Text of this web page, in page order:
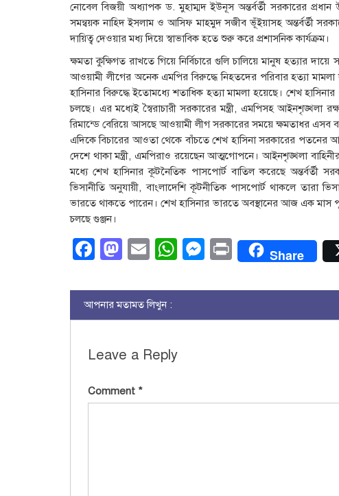
নোবেল বিজয়ী অধ্যাপক ড. মুহাম্মদ ইউনূস অন্তর্বর্তী সরকারের
সমন্বয়ক নাহিদ ইসলাম ও আসিফ মাহমুদ সজীব ভূঁইয়াসহ অন্তর্বর্তী
দায়িত্ব দেওয়ার মধ্য দিয়ে স্বাভাবিক হতে শুরু করে প্রশাসনিক কার্যক্রম।
ক্ষমতা কুক্ষিগত রাখতে গিয়ে নির্বিচারে গুলি চালিয়ে মানুষ হত্যার দায়ে
আওয়ামী লীগের অনেক এমপির বিরুদ্ধে নিহতদের পরিবার হত্যা মামলা
হাসিনার বিরুদ্ধে ইতোমধ্যে শতাধিক হত্যা মামলা হয়েছে। শেখ
চলছে। এর মধ্যেই স্বৈরাচারী সরকারের মন্ত্রী, এমপিসহ আইনশৃঙ্খলা
রিমান্ডে বেরিয়ে আসছে আওয়ামী লীগ সরকারের সময়ে ক্ষমতাধর এসব
এদিকে বিচারের আওতা থেকে বাঁচতে শেখ হাসিনা সরকারের পতনের
দেশে থাকা মন্ত্রী, এমপিরাও রয়েছেন আত্মগোপনে। আইনশৃঙ্খলা
মধ্যে শেখ হাসিনার কূটনৈতিক পাসপোর্ট বাতিল করেছে
ভিসানীতি অনুযায়ী, বাংলাদেশি কূটনীতিক পাসপোর্ট থাকলে তারা
ভারতে থাকতে পারেন। শেখ হাসিনার ভারতে অবস্থানের আজ এক মাস
চলছে গুঞ্জন।
Facebook
Mastodon
EmailWhatsApp
Messenger
PrintShare
আপনার মতামত লিখুন :
Leave a Reply
Comment *